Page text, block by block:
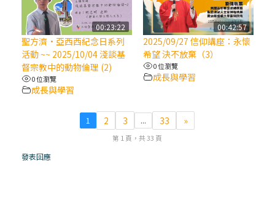
(5)黃敏正主教帶你做【將臨期避靜】—「福
傳」：講耶穌的故事
(4)黃敏正主教帶你做【將臨期避靜】—匝凱
「想看」耶穌，耶穌「走近」匝凱
念」，吃苦如吃補
00:23:22
聖方濟·亞西西紀念日系列
活動 ~~ 2025/10/04 淺談基
督宗教中的動物倫理 (2)
0 位瀏覽
成長與學習
00:42:57
2025/09/27 信仰講座：永懷
希望 決不放棄（3）
0 位瀏覽
成長與學習
1 2 3 ... 33 »
第 1 頁，共 33 頁
發表回應